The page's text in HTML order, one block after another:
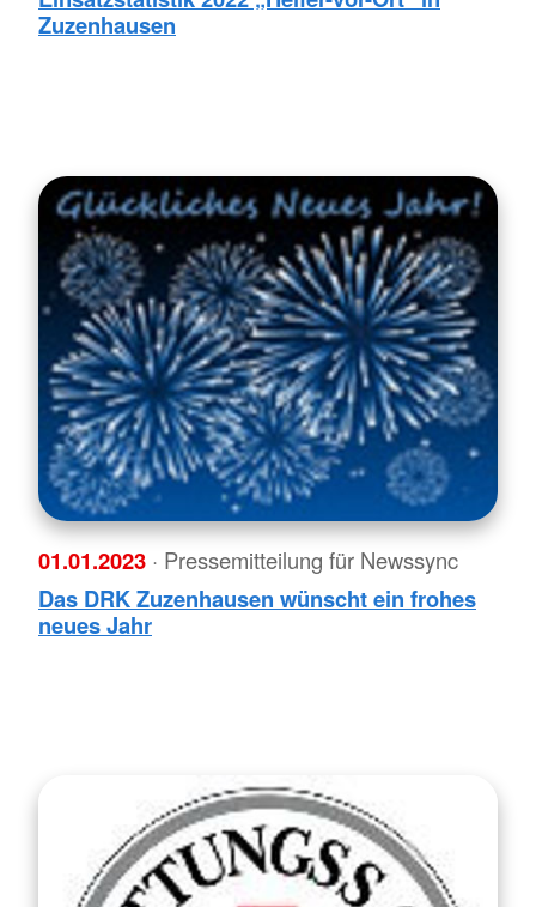
Zuzenhausen
01.01.2023 · Pressemitteilung für Newssync
Das DRK Zuzenhausen wünscht ein frohes
neues Jahr